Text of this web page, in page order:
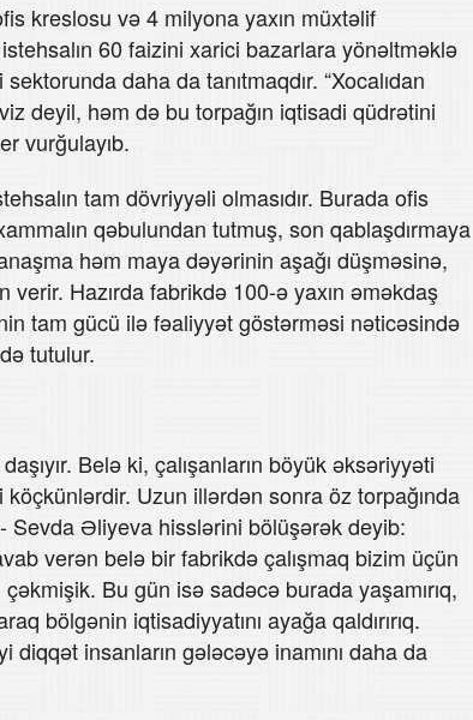
kreslosu və 4 milyona yaxın müxtəlif
60 faizini xarici bazarlara yönəltməklə
daha da tanıtmaqdır. “Xocalıdan
deyil, həm də bu torpağın iqtisadi qüdrətini
vurğulayıb.
tam dövriyyəli olmasıdır. Burada ofis
qəbulundan tutmuş, son qablaşdırmaya
həm maya dəyərinin aşağı düşməsinə,
Hazırda fabrikdə 100-ə yaxın əməkdaş
tam gücü ilə fəaliyyət göstərməsi nəticəsində
tutulur.
Belə ki, çalışanların böyük əksəriyyəti
Uzun illərdən sonra öz torpağında
Sevda Əliyeva hisslərini bölüşərək deyib:
verən belə bir fabrikdə çalışmaq bizim üçün
Bu gün isə sadəcə burada yaşamırıq,
bölgənin iqtisadiyyatını ayağa qaldırırıq.
insanların gələcəyə inamını daha da